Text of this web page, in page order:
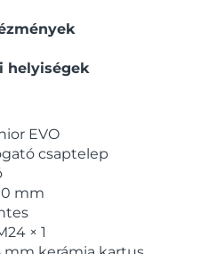
helyiségek
EVO
csaptelep
mm
× 1